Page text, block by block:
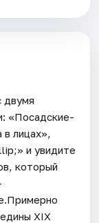
двумя
«Посадские-
лицах»,
и увидите
который
XIX